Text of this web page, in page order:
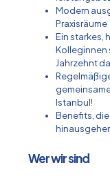
Modern
Praxisräume
Ein starkes,
Kolleginnen
Jahrzehnt
Istanbul!
Benefits,
Wer wir sind